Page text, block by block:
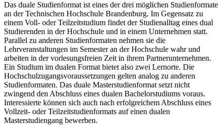
Das duale Studienformat ist eines der drei möglichen Studienformate
an der Technischen Hochschule Brandenburg. Im Gegensatz zu
einem Voll- oder Teilzeitstudium findet der Studienalltag eines dual
Studierenden in der Hochschule und in einem Unternehmen statt.
Parallel zu anderen Studienformaten nehmen sie die
Lehrveranstaltungen im Semester an der Hochschule wahr und
arbeiten in der vorlesungsfreien Zeit in ihrem Partnerunternehmen.
Ein Studium im dualen Format bietet also zwei Lernorte. Die
Hochschulzugangsvoraussetzungen gelten analog zu anderen
Studienformaten. Das duale Masterstudienformat setzt nicht
zwingend den Abschluss eines dualen Bachelorstudiums voraus.
Interessierte können sich auch nach erfolgreichem Abschluss eines
Vollzeit- oder Teilzeitstudienformats auf einen dualen
Masterstudiengang bewerben.